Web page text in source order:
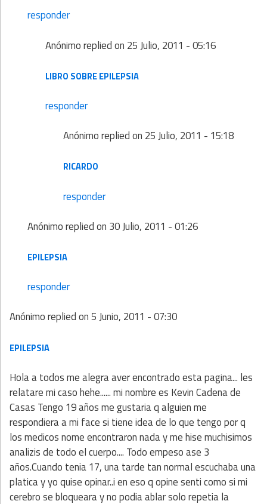
responder
Anónimoreplied on 25 Julio, 2011 - 05:16
LIBRO SOBRE EPILEPSIA
responder
Anónimoreplied on 25 Julio, 2011 - 15:18
RICARDO
responder
Anónimoreplied on 30 Julio, 2011 - 01:26
EPILEPSIA
responder
Anónimoreplied on5 Junio, 2011 - 07:30
EPILEPSIA
Hola a todos me alegra aver encontrado esta pagina... les
relatare mi caso hehe...... mi nombre es Kevin Cadena de
Casas Tengo 19 años me gustaria q alguien me
respondiera a mi face si tiene idea de lo que tengo por q
los medicos nome encontraron nada y me hise muchisimos
analizis de todo el cuerpo.... Todo empeso ase 3
años.Cuando tenia 17, una tarde tan normal escuchaba una
platica y yo quise opinar..i en eso q opine senti como si mi
cerebro se bloqueara y no podia ablar solo repetia la